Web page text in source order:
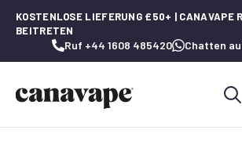
KOSTENLOSE LIEFERUNG £50+ | CANAVAPE
BEITRETEN
Ruf +44 1608 485420 Chatten